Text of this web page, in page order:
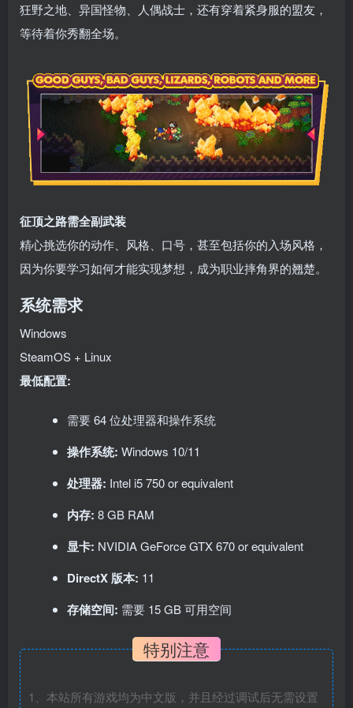
狂野之地、异国怪物、人偶战士，还有穿着紧身服的盟友，
等待着你秀翻全场。
征顶之路需全副武装
精心挑选你的动作、风格、口号，甚至包括你的入场风格，
因为你要学习如何才能实现梦想，成为职业摔角界的翘楚。
系统需求
Windows
SteamOS + Linux
最低配置:
需要 64 位处理器和操作系统
操作系统: Windows 10/11
处理器: Intel i5 750 or equivalent
内存: 8 GB RAM
显卡: NVIDIA GeForce GTX 670 or equivalent
DirectX 版本: 11
存储空间: 需要 15 GB 可用空间
特别注意
1、本站所有游戏均为中文版，并且经过调试后无需设置